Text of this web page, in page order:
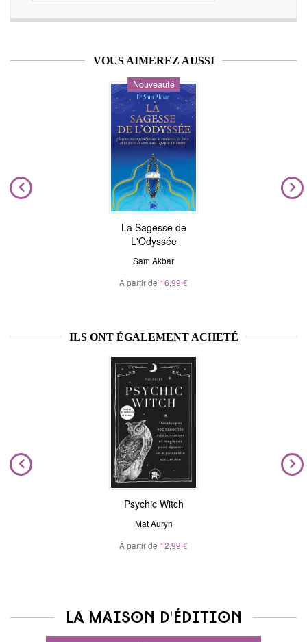
VOUS AIMEREZ AUSSI
Nouveauté
La Sagesse de
L'Odyssée
Sam Akbar
À partir de 16,99 €
ILS ONT ÉGALEMENT ACHETÉ
Psychic Witch
Mat Auryn
À partir de 12,99 €
La maison d'édition